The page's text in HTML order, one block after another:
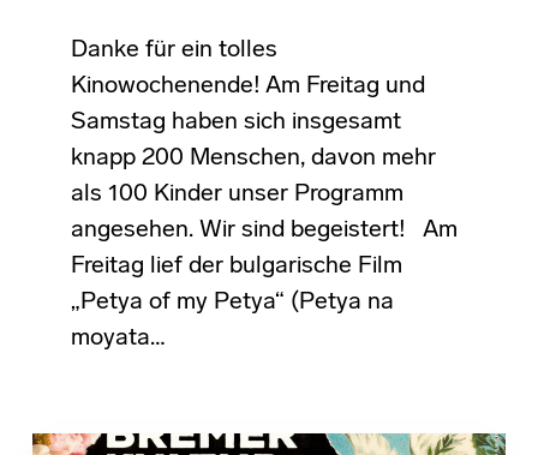
Danke für ein tolles
Kinowochenende! Am Freitag und
Samstag haben sich insgesamt
knapp 200 Menschen, davon mehr
als 100 Kinder unser Programm
angesehen. Wir sind begeistert! Am
Freitag lief der bulgarische Film
„Petya of my Petya“ (Petya na
moyata…